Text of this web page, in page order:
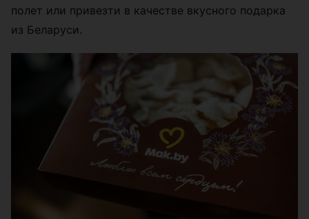
полет или привезти в качестве вкусного подарка
из Беларуси.